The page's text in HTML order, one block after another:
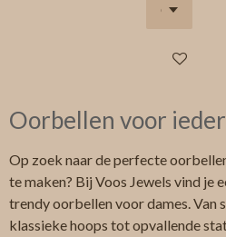
In
Oorbellen voor
Op zoek naar de perfecte
te maken? Bij Voos Jewels vind je
trendy oorbellen voor dames. Van
klassieke hoops tot opvallende